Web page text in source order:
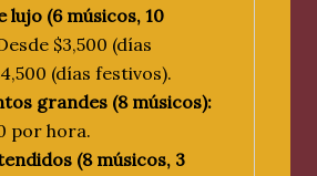
lujo (6 músicos, 10
$3,500 (días
(días festivos).
grandes (8 músicos):
por hora.
(8 músicos, 3